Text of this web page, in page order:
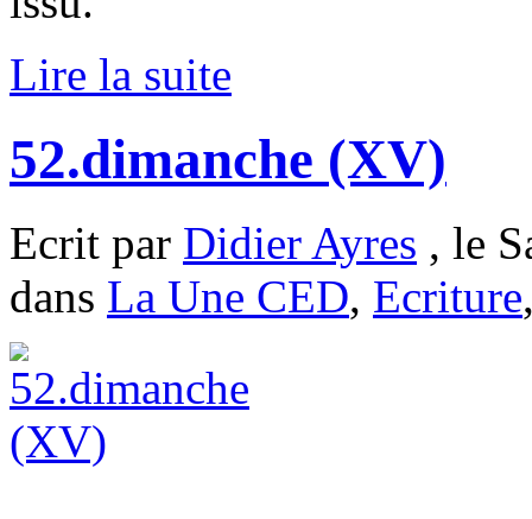
Lire la suite
52.dimanche (XV)
Ecrit par Didier Ayres , le
dans La Une CED, Ecriture